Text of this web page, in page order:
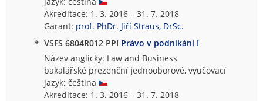
Akreditace: 1. 3. 2016 – 31. 7. 2018
Garant: prof. PhDr. Jiří Straus, DrSc.
↳ VSFS 6804R012 PPI Právo v podnikání I
Název anglicky: Law and Business
bakalářské prezenční jednooborové, vyučovací
jazyk: čeština
Akreditace: 1. 3. 2016 – 31. 7. 2018